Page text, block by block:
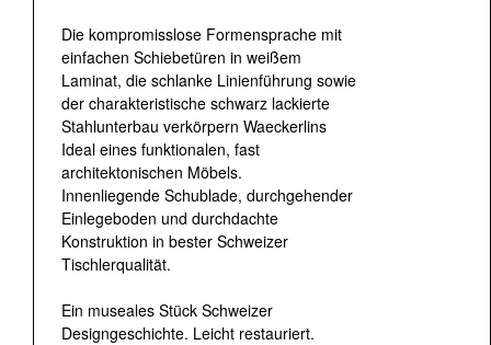
Die kompromisslose Formensprache mit
einfachen Schiebetüren in weißem
Laminat, die schlanke Linienführung sowie
der charakteristische schwarz lackierte
Stahlunterbau verkörpern Waeckerlins
Ideal eines funktionalen, fast
architektonischen Möbels.
Innenliegende Schublade, durchgehender
Einlegeboden und durchdachte
Konstruktion in bester Schweizer
Tischlerqualität.
Ein museales Stück Schweizer
Designgeschichte. Leicht restauriert.